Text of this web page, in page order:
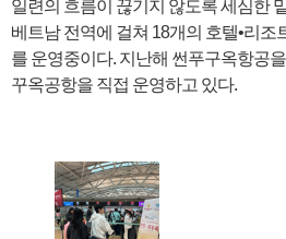
일련의 흐름이 끊기지 않도록 세심한
베트남 전역에 걸쳐 18개의 호텔•리조
를 운영중이다. 지난해 썬푸구옥항공
꾸옥공항을 직접 운영하고 있다.